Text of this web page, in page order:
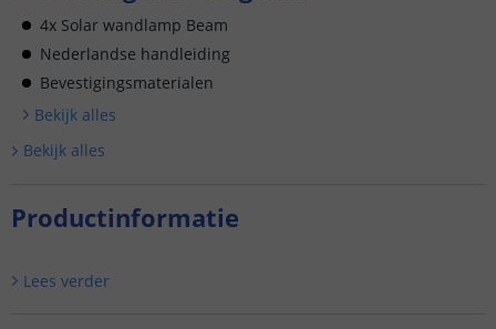
4x Solar wandlamp Beam
Nederlandse handleiding
Bevestigingsmaterialen
Bekijk alles
Bekijk alles
Productinformatie
Lees verder